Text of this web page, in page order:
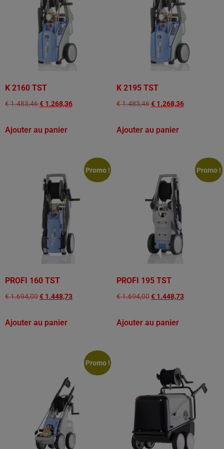
K 2160 TST
€1.483,46€ 1.268,36
Ajouter au panier
K 2195 TST
€1.483,46 €1.268,36
Ajouter au panier
Promo !
PROFI 160 TST
€1.694,00€ 1.448,73
Ajouter au panier
Promo !
PROFI 195 TST
€1.694,00 €1.448,73
Ajouter au panier
Promo !